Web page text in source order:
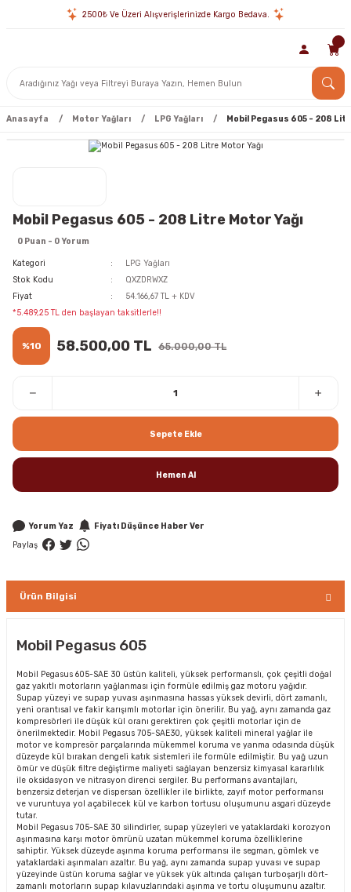
2500₺ Ve Üzeri Alışverişlerinizde Kargo Bedava.
Anasayfa Motor Yağları LPG Yağları Mobil Pegasus 605 - 208
Mobil Pegasus 605 - 208 Litre Motor Yağı
0 Puan - 0 Yorum
Kategori
LPG Yağları
Stok Kodu
QXZDRWXZ
Fiyat
54.166,67 TL + KDV
*5.489,25 TL den başlayan taksitlerle!!
%10 58.500,00 TL 65.000,00 TL
Sepete Ekle
Hemen Al
Yorum Yaz
Fiyatı Düşünce Haber Ver
Paylaş
Ürün Bilgisi
Mobil Pegasus 605
Mobil Pegasus 605-SAE 30 üstün kaliteli, yüksek performanslı, çok çeşitli doğal
gaz yakıtlı motorların yağlanması için formüle edilmiş gaz motoru yağıdır.
Supap yüzeyi ve supap yuvası aşınmasına hassas yüksek devirli, dört zamanlı,
yeni orantısal ve fakir karışımlı motorlar için önerilir. Bu yağ, aynı zamanda gaz
kompresörleri ile düşük kül oranı gerektiren çok çeşitli motorlar için de
önerilmektedir. Mobil Pegasus 705-SAE30, yüksek kaliteli mineral yağlar ile
motor ve kompresör parçalarında mükemmel koruma ve yanma odasında düşük
düzeyde kül bırakan dengeli katık sistemleri ile formüle edilmiştir. Bu yağ uzun
ömür ve düşük filtre değiştirme maliyeti sağlayan benzersiz kimyasal kararlılık
ile oksidasyon ve nitrasyon direnci sergiler. Bu performans avantajları,
benzersiz deterjan ve dispersan özellikler ile birlikte, zayıf motor performansı
ve vuruntuya yol açabilecek kül ve karbon tortusu oluşumunu asgari düzeyde
tutar.
Mobil Pegasus 705-SAE 30 silindirler, supap yüzeyleri ve yataklardaki korozyon
aşınmasına karşı motor ömrünü uzatan mükemmel koruma özelliklerine
sahiptir. Yüksek düzeyde aşınma koruma performansı ile segman, gömlek ve
yataklardaki aşınmaları azaltır. Bu yağ, aynı zamanda supap yuvası ve supap
yüzeyinde üstün koruma sağlar ve yüksek yük altında çalışan turboşarjlı dört-
zamanlı motorların supap kılavuzlarındaki aşınma ve tortu oluşumunu azaltır.